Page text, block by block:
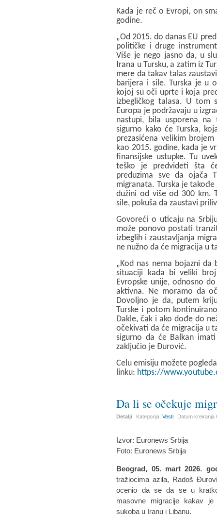
Kada je reč o Evropi, on
godine.
„Od 2015. do danas EU
političke i druge
Više je nego jasno da, u
Irana u Tursku, a zatim iz
mere da takav talas
barijera i sile. Turska je u
kojoj su oči uprte i koja
izbegličkog talasa. U tom
Europa je podržavaju u
nastupi, bila usporena
sigurno kako će Turska,
prezasićena velikim
kao 2015. godine, kada je
finansijske ustupke. Tu
teško je predvideti šta
preduzima sve da ojača
migranata. Turska je
dužini od više od 300 km.
sile, pokuša da zaustavi
Govoreći o uticaju na
može ponovo postati
izbeglih i zaustavljanja
ne nužno da će migracija u
„Kod nas nema bojazni
situaciji kada bi veliki
Evropske unije, odnosno
aktivna. Ne moramo da
Dovoljno je da, putem
Turske i potom
Dakle, čak i ako dođe do
očekivati da će migracija u
sigurno da će Balkan
zaključio je Đurović.
Celu emisiju možete
linku: https://
Da li se očekuje
Detalji Kategorija:Vesti Datum kreiranja
Izvor: Euronews Srbija
Foto: Euronews Srbija
Beograd, 05. mart 2026.
tražiocima azila, Radoš
ocenio da se da se u
masovne migracije kakav je
sukoba u Iranu i Libanu.